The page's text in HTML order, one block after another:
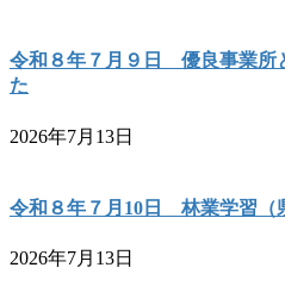
令和８年７月９日 優良事業所
た
2026年7月13日
令和８年７月10日 林業学習（
2026年7月13日